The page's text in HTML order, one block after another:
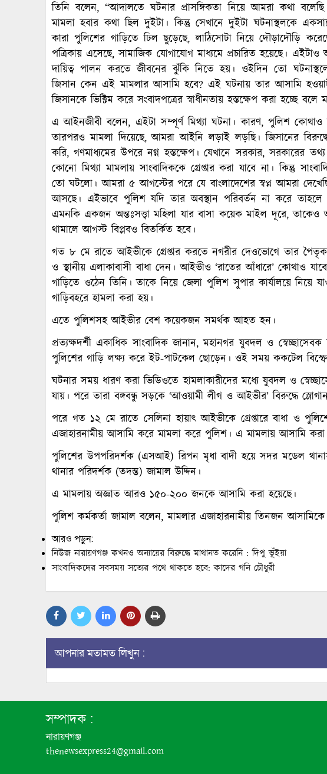
তিনি বলেন, “আদালতে ঘটনার প্রাসঙ্গিকতা নিয়ে আমরা কথা
মামলা হবার কথা ছিল দুইটা। কিন্তু সেখানে দুইটা ঘটনাস্থলকে
কারা পুলিশের গাড়িতে ঢিল ছুড়েছে, লাঠিসোটা নিয়ে দৌড়াদৌড়ি
পত্রিকায় এসেছে, সামাজিক যোগাযোগ মাধ্যমে প্রচারিত হয়েছে। এইটাও
দায়িত্ব পালন করতে জীবনের ঝুঁকি নিতে হয়। ওইদিন তো
জিসান কেন এই মামলার আসামি হবে? এই ঘটনায় তার আসামি
জিসানকে ভিক্টিম করে সংবাদপত্রের স্বাধীনতায় হস্তক্ষেপ করা হচ্ছে বলে
এ আইনজীবী বলেন, এইটা সম্পূর্ণ মিথ্যা ঘটনা। কারণ, পুলিশ
তারপরও মামলা দিয়েছে, আমরা আইনি লড়াই লড়ছি। জিসানের
করি, গণমাধ্যমের উপরে নগ্ন হস্তক্ষেপ। যেখানে সরকার, সরকারের তথ্য
কোনো মিথ্যা মামলায় সাংবাদিককে গ্রেপ্তার করা যাবে না। কিন্তু
তো ঘটলো। আমরা ৫ আগস্টের পরে যে বাংলাদেশের স্বপ্ন আমরা
আসছে। এইভাবে পুলিশ যদি তার অবস্থান পরিবর্তন না করে তাহলে
এমনকি একজন অন্তঃসত্ত্বা মহিলা যার বাসা কয়েক মাইল দূরে,
থামালে আগস্ট বিপ্লবও বিতর্কিত হবে।
গত ৮ মে রাতে আইভীকে গ্রেপ্তার করতে নগরীর দেওভোগে তার পৈতৃক
ও স্থানীয় এলাকাবাসী বাধা দেন। আইভীও ‘রাতের আঁধারে’ কোথাও
গাড়িতে ওঠেন তিনি। তাকে নিয়ে জেলা পুলিশ সুপার কার্যালয়ে নিয়ে
গাড়িবহরে হামলা করা হয়।
এতে পুলিশসহ আইভীর বেশ কয়েকজন সমর্থক আহত হন।
প্রত্যক্ষদর্শী একাধিক সাংবাদিক জানান, মহানগর যুবদল ও
পুলিশের গাড়ি লক্ষ্য করে ইট-পাটকেল ছোড়েন। ওই সময় ককটেল
ঘটনার সময় ধারণ করা ভিডিওতে হামলাকারীদের মধ্যে যুবদল ও
যায়। পরে তারা বঙ্গবন্ধু সড়কে ‘আওয়ামী লীগ ও আইভীর’ বিরুদ্ধে
পরে গত ১২ মে রাতে সেলিনা হায়াৎ আইভীকে গ্রেপ্তারে বাধা ও
এজাহারনামীয় আসামি করে মামলা করে পুলিশ। এ মামলায় আসামি করা
পুলিশের উপপরিদর্শক (এসআই) রিপন মৃধা বাদী হয়ে সদর মডেল
থানার পরিদর্শক (তদন্ত) জামাল উদ্দিন।
এ মামলায় অজ্ঞাত আরও ১৫০-২০০ জনকে আসামি করা হয়েছে।
পুলিশ কর্মকর্তা জামাল বলেন, মামলার এজাহারনামীয় তিনজন আসামিকে
আরও পড়ুন:
নিউজ নারায়ণগঞ্জ কখনও অন্যায়ের বিরুদ্ধে মাথানত করেনি : দিপু ভূঁইয়া
সাংবাদিকদের সবসময় সত্যের পথে থাকতে হবে: কাদের গনি চৌধুরী
আপনার মতামত লিখুন :
সম্পাদক :
নারায়ণগঞ্জ
thenewsexpress24@gmail.com